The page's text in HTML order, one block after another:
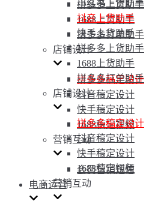
拼多多上货助手
1688上货助手
拼多多打单助手
店铺设计
拼多多稿定设计
抖音稿定设计
快手稿定设计
1688稿定视频
营销互动
会员营销短信
电商运营
小红书上货助手
抖音上货助手
快手上货助手
拼多多上货助手
1688上货助手
拼多多打单助手
店铺设计
拼多多稿定设计
抖音稿定设计
快手稿定设计
1688稿定视频
营销互动